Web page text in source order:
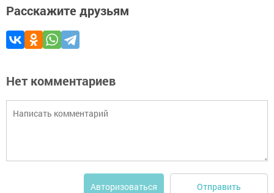
Расскажите друзьям
Нет комментариев
Авторизоваться Отправить